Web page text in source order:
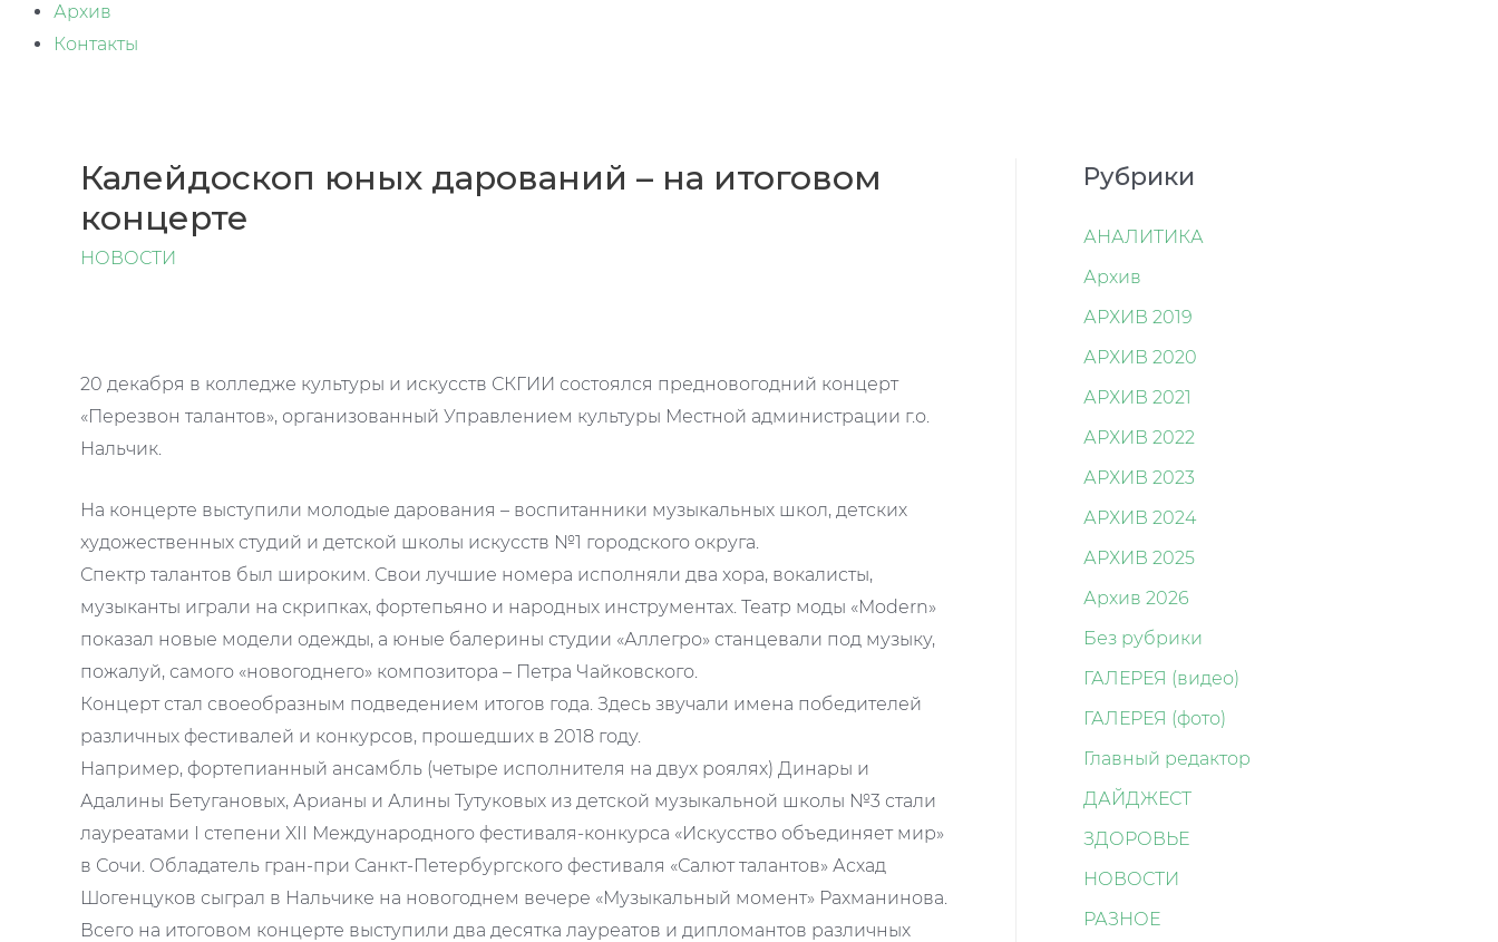
Архив
Контакты
Калейдоскоп юных дарований – на итоговом
концерте
НОВОСТИ
20 декабря в колледже культуры и искусств СКГИИ состоялся предновогодний концерт
«Перезвон талантов», организованный Управлением культуры Местной администрации г.о.
Нальчик.
На концерте выступили молодые дарования – воспитанники музыкальных школ, детских
художественных студий и детской школы искусств №1 городского округа.
Спектр талантов был широким. Свои лучшие номера исполняли два хора, вокалисты,
музыканты играли на скрипках, фортепьяно и народных инструментах. Театр моды «Modern»
показал новые модели одежды, а юные балерины студии «Аллегро» станцевали под музыку,
пожалуй, самого «новогоднего» композитора – Петра Чайковского.
Концерт стал своеобразным подведением итогов года. Здесь звучали имена победителей
различных фестивалей и конкурсов, прошедших в 2018 году.
Например, фортепианный ансамбль (четыре исполнителя на двух роялях) Динары и
Адалины Бетугановых, Арианы и Алины Тутуковых из детской музыкальной школы №3 стали
лауреатами I степени XII Международного фестиваля-конкурса «Искусство объединяет мир»
в Сочи. Обладатель гран-при Санкт-Петербургского фестиваля «Салют талантов» Асхад
Шогенцуков сыграл в Нальчике на новогоднем вечере «Музыкальный момент» Рахманинова.
Всего на итоговом концерте выступили два десятка лауреатов и дипломантов различных
Рубрики
АНАЛИТИКА
Архив
АРХИВ 2019
АРХИВ 2020
АРХИВ 2021
АРХИВ 2022
АРХИВ 2023
АРХИВ 2024
АРХИВ 2025
Архив 2026
Без рубрики
ГАЛЕРЕЯ (видео)
ГАЛЕРЕЯ (фото)
Главный редактор
ДАЙДЖЕСТ
ЗДОРОВЬЕ
НОВОСТИ
РАЗНОЕ